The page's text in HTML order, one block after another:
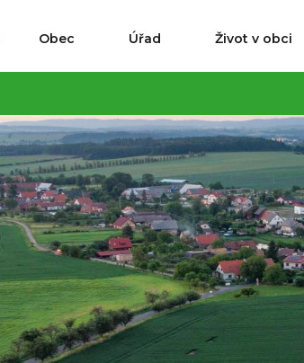
Obec Úřad Život v obci